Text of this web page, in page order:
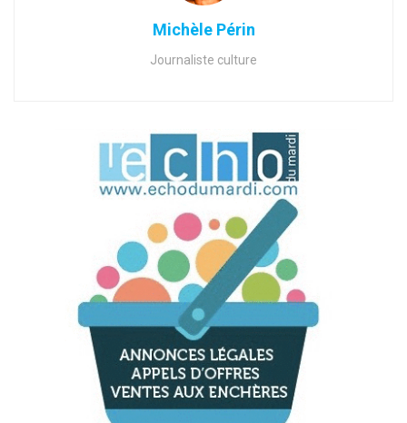
Michèle Périn
Journaliste culture